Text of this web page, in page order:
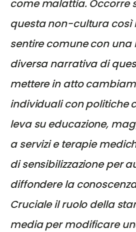
come malattia. Occorre
questa non-cultura così
sentire comune con una
diversa narrativa di
mettere in atto
individuali con politiche
leva su educazione,
a servizi e terapie
di sensibilizzazione per
diffondere la
Cruciale il ruolo della
media per modificare